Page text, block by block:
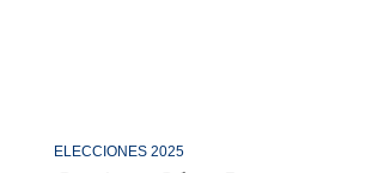
ELECCIONES 2025